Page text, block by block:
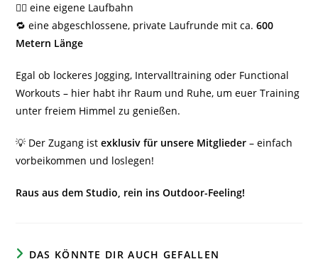
🏃‍♂️ eine eigene Laufbahn
🔁 eine abgeschlossene, private Laufrunde mit ca.600
Metern Länge
Egal ob lockeres Jogging, Intervalltraining oder Functional
Workouts – hier habt ihr Raum und Ruhe, um euer Training
unter freiem Himmel zu genießen.
💡 Der Zugang istexklusiv für unsere Mitglieder – einfach
vorbeikommen und loslegen!
Raus aus dem Studio, rein ins Outdoor-Feeling!
DAS KÖNNTE DIR AUCH GEFALLEN